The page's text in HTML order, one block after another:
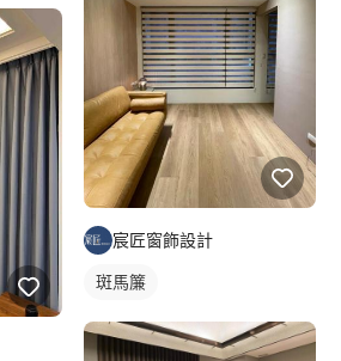
宸匠窗飾設計
斑馬簾